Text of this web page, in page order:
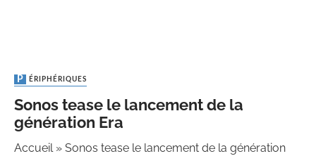
PÉRIPHÉRIQUES
Sonos tease le lancement de la
génération Era
Accueil» Sonos tease le lancement de la génération